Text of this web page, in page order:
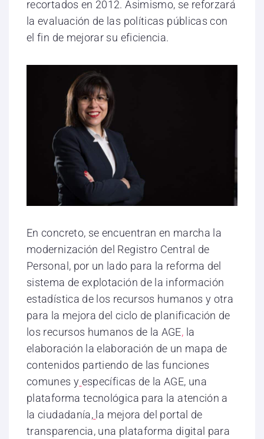
recortados en 2012. Asimismo, se reforzará
la evaluación de las políticas públicas con
el fin de mejorar su eficiencia.
En concreto, se encuentran en marcha la
modernización del Registro Central de
Personal, por un lado para la reforma del
sistema de explotación de la información
estadística de los recursos humanos y otra
para la mejora del ciclo de planificación de
los recursos humanos de la AGE, la
elaboración la elaboración de un mapa de
contenidos partiendo de las funciones
comunes y específicas de la AGE, una
plataforma tecnológica para la atención a
la ciudadanía, la mejora del portal de
transparencia, una plataforma digital para